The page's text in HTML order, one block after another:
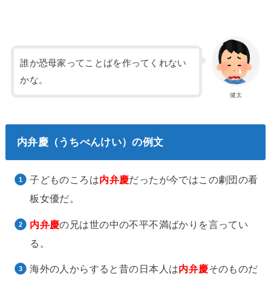
健太
誰か恐母家ってことばを作ってくれない
かな。
内弁慶（うちべんけい）の例文
子どものころは内弁慶だったが今ではこの劇団の看
板女優だ。
内弁慶の兄は世の中の不平不満ばかりを言ってい
る。
海外の人からすると昔の日本人は内弁慶そのものだ